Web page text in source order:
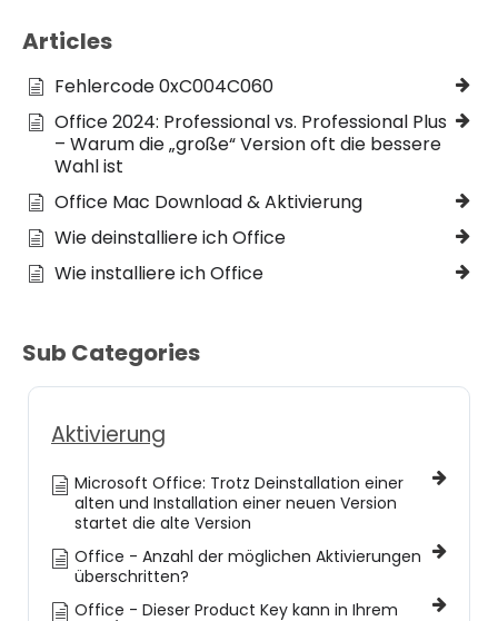
Articles
Fehlercode 0xC004C060
Office 2024: Professional vs. Professional Plus
– Warum die „große“ Version oft die bessere
Wahl ist
Office Mac Download & Aktivierung
Wie deinstalliere ich Office
Wie installiere ich Office
Sub Categories
Aktivierung
Microsoft Office: Trotz Deinstallation einer
alten und Installation einer neuen Version
startet die alte Version
Office - Anzahl der möglichen Aktivierungen
überschritten?
Office - Dieser Product Key kann in Ihrem